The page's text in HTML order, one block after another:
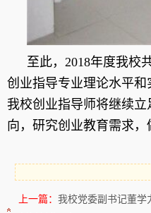
至此，2018年度我校
创业指导专业理论水平和
我校创业指导师将继续
向，研究创业教育需求
上一篇： 我校党委副书记董学